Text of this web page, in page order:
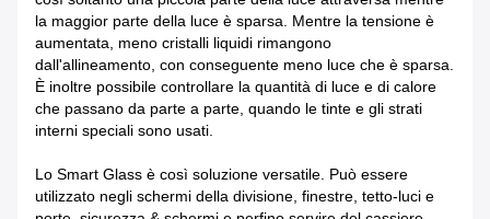
la maggior parte della luce è sparsa. Mentre la tensione è
aumentata, meno cristalli liquidi rimangono
dall'allineamento, con conseguente meno luce che è sparsa.
È inoltre possibile controllare la quantità di luce e di calore
che passano da parte a parte, quando le tinte e gli strati
interni speciali sono usati.
Lo Smart Glass è così soluzione versatile. Può essere
utilizzato negli schermi della divisione, finestre, tetto-luci e